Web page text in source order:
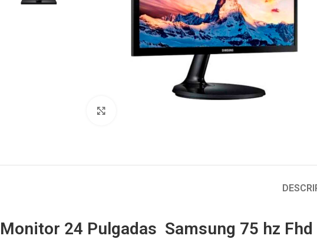
Monitor 24 Pulgadas Samsung 75 hz Fhd